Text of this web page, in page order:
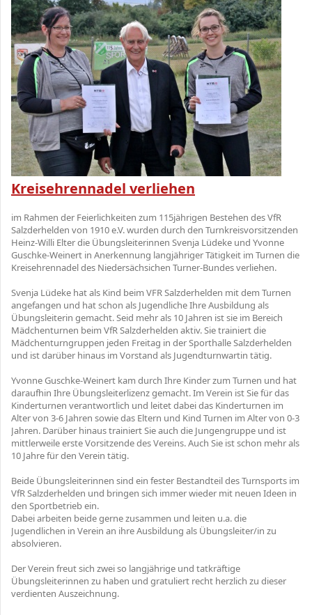
Kreisehrennadel verliehen
im Rahmen der Feierlichkeiten zum 115jährigen Bestehen des VfR
Salzderhelden von 1910 e.V. wurden durch den Turnkreisvorsitzenden
Heinz-Willi Elter die Übungsleiterinnen Svenja Lüdeke und Yvonne
Guschke-Weinert in Anerkennung langjähriger Tätigkeit im Turnen die
Kreisehrennadel des Niedersächsichen Turner-Bundes verliehen.
Svenja Lüdeke hat als Kind beim VFR Salzderhelden mit dem Turnen
angefangen und hat schon als Jugendliche Ihre Ausbildung als
Übungsleiterin gemacht. Seid mehr als 10 Jahren ist sie im Bereich
Mädchenturnen beim VfR Salzderhelden aktiv. Sie trainiert die
Mädchenturngruppen jeden Freitag in der Sporthalle Salzderhelden
und ist darüber hinaus im Vorstand als Jugendturnwartin tätig.
Yvonne Guschke-Weinert kam durch Ihre Kinder zum Turnen und hat
daraufhin Ihre Übungsleiterlizenz gemacht. Im Verein ist Sie für das
Kinderturnen verantwortlich und leitet dabei das Kinderturnen im
Alter von 3-6 Jahren sowie das Eltern und Kind Turnen im Alter von 0-3
Jahren. Darüber hinaus trainiert Sie auch die Jungengruppe und ist
mittlerweile erste Vorsitzende des Vereins. Auch Sie ist schon mehr als
10 Jahre für den Verein tätig.
Beide Übungsleiterinnen sind ein fester Bestandteil des Turnsports im
VfR Salzderhelden und bringen sich immer wieder mit neuen Ideen in
den Sportbetrieb ein.
Dabei arbeiten beide gerne zusammen und leiten u.a. die
Jugendlichen in Verein an ihre Ausbildung als Übungsleiter/in zu
absolvieren.
Der Verein freut sich zwei so langjährige und tatkräftige
Übungsleiterinnen zu haben und gratuliert recht herzlich zu dieser
verdienten Auszeichnung.